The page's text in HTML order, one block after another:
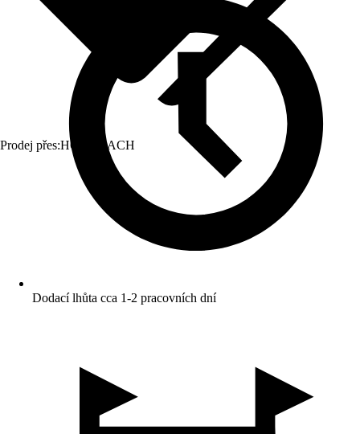
Prodej přes:HORNBACH
Dodací lhůta cca 1-2 pracovních dní